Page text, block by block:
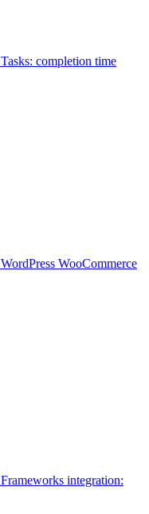
Tasks: completion time
WordPress WooCommerce
Frameworks integration: